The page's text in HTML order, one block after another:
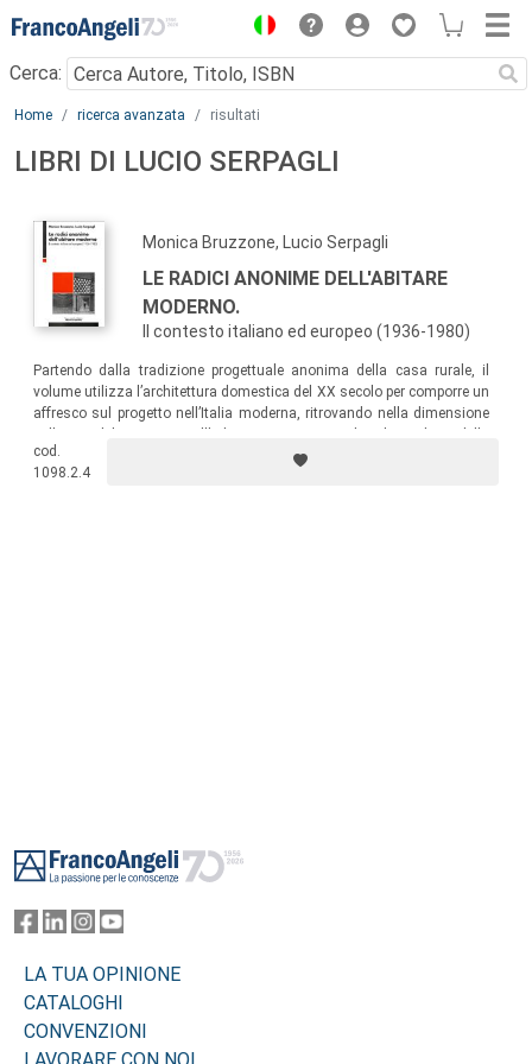
Menu
Cerca:
Main content
Home ricerca avanzata risultati
LIBRI DI LUCIO SERPAGLI
Monica Bruzzone, Lucio Serpagli
LE RADICI ANONIME DELL'ABITARE
MODERNO.
Il contesto italiano ed europeo (1936-1980)
Partendo dalla tradizione progettuale anonima della casa rurale, il
volume utilizza l’architettura domestica del XX secolo per comporre un
affresco sul progetto nell’Italia moderna, ritrovando nella dimensione
tradizione minore, nel rapporto tra materiale, struttura e progetto delle
idee, altrettanti valori riconoscibili nell’Italia tra gli anni trenta e ottanta.
cod.
1098.2.4
LA TUA OPINIONE
CATALOGHI
CONVENZIONI